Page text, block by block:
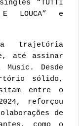
“TUTTI
LOUCA” e
trajetória
até assinar
Music. Desde
sólido,
entre o
reforçou
de